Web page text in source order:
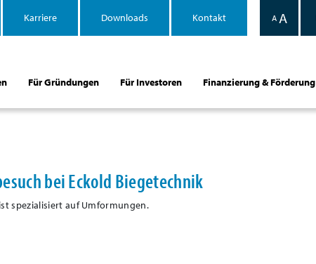
Karriere Downloads Kontakt A A
Für Gründungen Für Investoren Finanzierung & Förderung
bei Eckold Biegetechnik
spezialisiert auf Umformungen.